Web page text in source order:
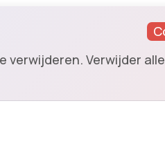
verwijderen. Verwijder